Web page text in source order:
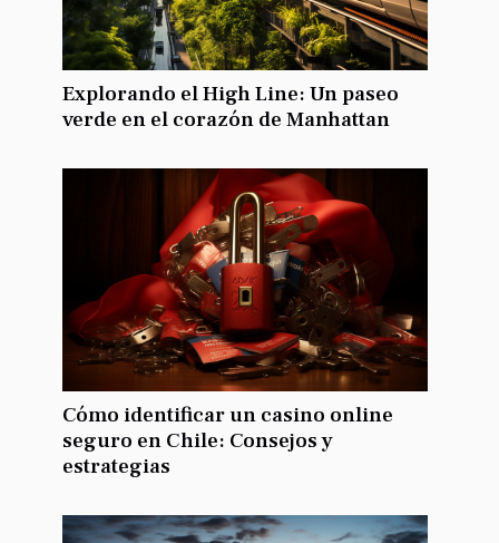
Explorando el High Line: Un paseo
verde en el corazón de Manhattan
Cómo identificar un casino online
seguro en Chile: Consejos y
estrategias